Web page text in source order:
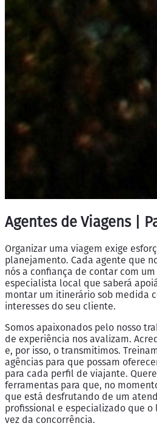
Agentes de Viagens |
Organizar uma viagem exige
planejamento. Cada agente que
nós a confiança de contar com
especialista local que saberá
montar um itinerário sob medida
interesses do seu cliente.
Somos apaixonados pelo nosso
de experiência nos avalizam.
e, por isso, o transmitimos.
agências para que possam
para cada perfil de viajante.
ferramentas para que, no
que está desfrutando de um
profissional e especializado que o
vez da concorrência.